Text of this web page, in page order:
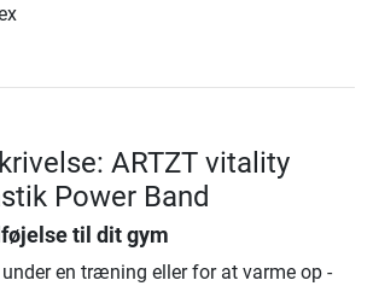
ARTZT vitality
Power Band
til dit gym
under en træning eller for at varme op -